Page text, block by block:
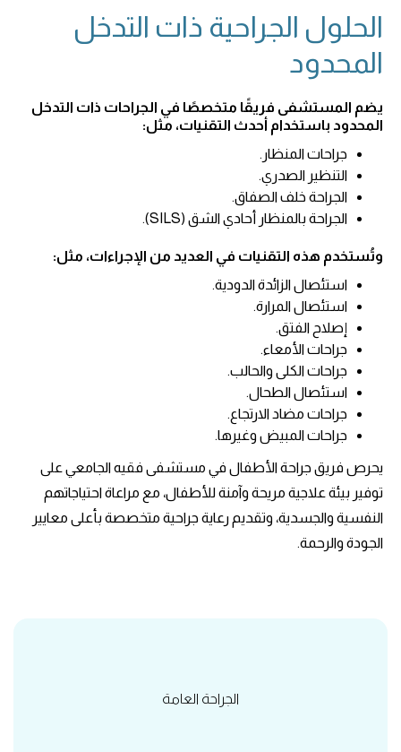
الحلول الجراحية ذات التدخل
المحدود
يضم المستشفى فريقًا متخصصًا في الجراحات ذات التدخل
المحدود باستخدام أحدث التقنيات، مثل:
جراحات المنظار.
التنظير الصدري.
الجراحة خلف الصفاق.
الجراحة بالمنظار أحادي الشق (SILS).
وتُستخدم هذه التقنيات في العديد من الإجراءات، مثل:
استئصال الزائدة الدودية.
استئصال المرارة.
إصلاح الفتق.
جراحات الأمعاء.
جراحات الكلى والحالب.
استئصال الطحال.
جراحات مضاد الارتجاع.
جراحات المبيض وغيرها.
يحرص فريق جراحة الأطفال في مستشفى فقيه الجامعي على
توفير بيئة علاجية مريحة وآمنة للأطفال، مع مراعاة احتياجاتهم
النفسية والجسدية، وتقديم رعاية جراحية متخصصة بأعلى معايير
الجودة والرحمة.
الجراحة العامة